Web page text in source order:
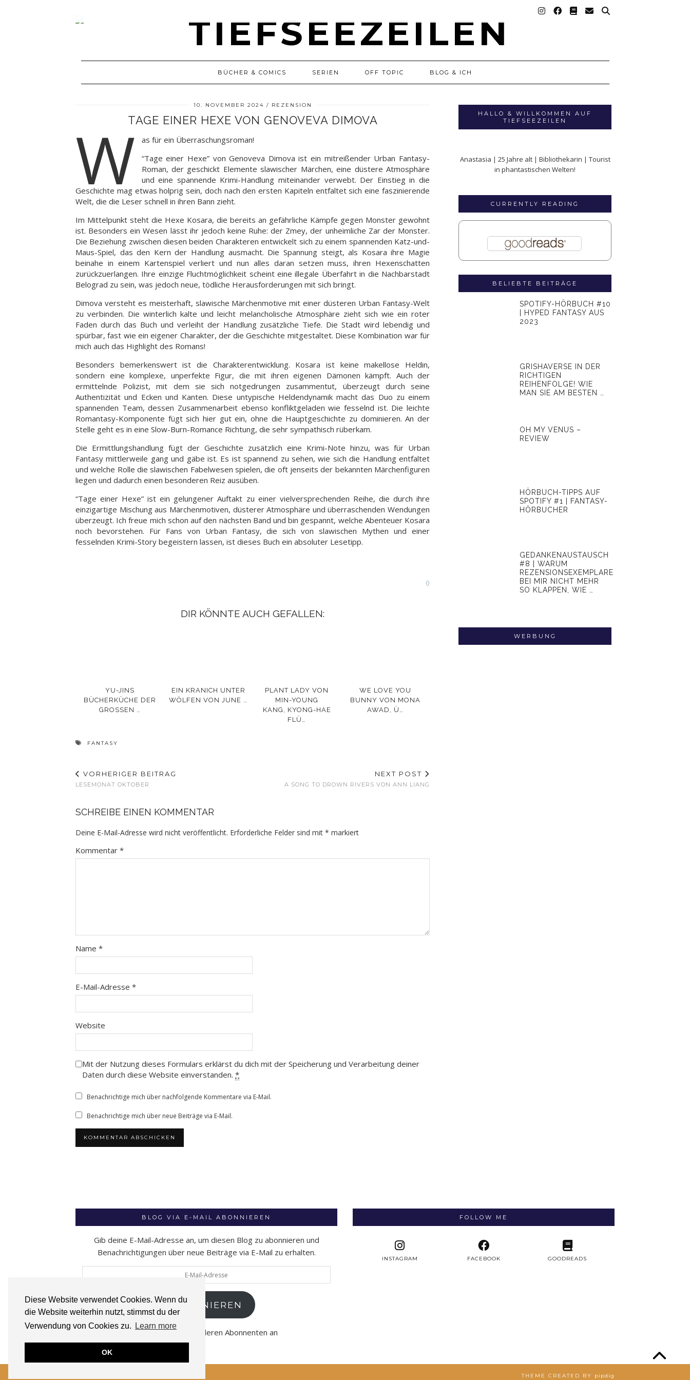
Diese Website verwendet Cookies. Wenn du
die Website weiterhin nutzt, stimmst du der
Verwendung von Cookies zu.
Learn more
OK
BÜCHER & COMICS SERIEN OFF TOPIC BLOG & ICH
10. NOVEMBER 2024 REZENSION
TAGE EINER HEXE VON GENOVEVA DIMOVA
W
as für ein Überraschungsroman!
“Tage einer Hexe” von Genoveva Dimova ist ein mitreißender Urban Fantasy-
Roman, der geschickt Elemente slawischer Märchen, eine düstere Atmosphäre
und eine spannende Krimi-Handlung miteinander verwebt. Der Einstieg in die
Geschichte mag etwas holprig sein, doch nach den ersten Kapiteln entfaltet sich eine faszinierende
Welt, die die Leser schnell in ihren Bann zieht.
Im Mittelpunkt steht die Hexe Kosara, die bereits an gefährliche Kämpfe gegen Monster gewohnt
ist. Besonders ein Wesen lässt ihr jedoch keine Ruhe: der Zmey, der unheimliche Zar der Monster.
Die Beziehung zwischen diesen beiden Charakteren entwickelt sich zu einem spannenden Katz-und-
Maus-Spiel, das den Kern der Handlung ausmacht. Die Spannung steigt, als Kosara ihre Magie
beinahe in einem Kartenspiel verliert und nun alles daran setzen muss, ihren Hexenschatten
zurückzuerlangen. Ihre einzige Fluchtmöglichkeit scheint eine illegale Überfahrt in die Nachbarstadt
Belograd zu sein, was jedoch neue, tödliche Herausforderungen mit sich bringt.
Dimova versteht es meisterhaft, slawische Märchenmotive mit einer düsteren Urban Fantasy-Welt
zu verbinden. Die winterlich kalte und leicht melancholische Atmosphäre zieht sich wie ein roter
Faden durch das Buch und verleiht der Handlung zusätzliche Tiefe. Die Stadt wird lebendig und
spürbar, fast wie ein eigener Charakter, der die Geschichte mitgestaltet. Diese Kombination war für
mich auch das Highlight des Romans!
Besonders bemerkenswert ist die Charakterentwicklung. Kosara ist keine makellose Heldin,
sondern eine komplexe, unperfekte Figur, die mit ihren eigenen Dämonen kämpft. Auch der
ermittelnde Polizist, mit dem sie sich notgedrungen zusammentut, überzeugt durch seine
Authentizität und Ecken und Kanten. Diese untypische Heldendynamik macht das Duo zu einem
spannenden Team, dessen Zusammenarbeit ebenso konfliktgeladen wie fesselnd ist. Die leichte
Romantasy-Komponente fügt sich hier gut ein, ohne die Hauptgeschichte zu dominieren. An der
Stelle geht es in eine Slow-Burn-Romance Richtung, die sehr sympathisch rüberkam.
Die Ermittlungshandlung fügt der Geschichte zusätzlich eine Krimi-Note hinzu, was für Urban
Fantasy mittlerweile gang und gäbe ist. Es ist spannend zu sehen, wie sich die Handlung entfaltet
und welche Rolle die slawischen Fabelwesen spielen, die oft jenseits der bekannten Märchenfiguren
liegen und dadurch einen besonderen Reiz ausüben.
“Tage einer Hexe” ist ein gelungener Auftakt zu einer vielversprechenden Reihe, die durch ihre
einzigartige Mischung aus Märchenmotiven, düsterer Atmosphäre und überraschenden Wendungen
überzeugt. Ich freue mich schon auf den nächsten Band und bin gespannt, welche Abenteuer Kosara
noch bevorstehen. Für Fans von Urban Fantasy, die sich von slawischen Mythen und einer
fesselnden Krimi-Story begeistern lassen, ist dieses Buch ein absoluter Lesetipp.
0
DIR KÖNNTE AUCH GEFALLEN:
YU-JINS
BÜCHERKÜCHE DER
GROSSEN …
EIN KRANICH UNTER
WÖLFEN VON JUNE …
PLANT LADY VON
MIN-YOUNG
KANG, KYONG-HAE
FLÜ…
WE LOVE YOU
BUNNY VON MONA
AWAD, Ü…
FANTASY
VORHERIGER BEITRAG
LESEMONAT OKTOBER
NEXT POST
A SONG TO DROWN RIVERS VON ANN LIANG
SCHREIBE EINEN KOMMENTAR
Deine E-Mail-Adresse wird nicht veröffentlicht. Erforderliche Felder sind mit * markiert
Kommentar *
Name *
E-Mail-Adresse *
Website
Mit der Nutzung dieses Formulars erklärst du dich mit der Speicherung und Verarbeitung deiner
Daten durch diese Website einverstanden. *
Benachrichtige mich über nachfolgende Kommentare via E-Mail.
Benachrichtige mich über neue Beiträge via E-Mail.
HALLO & WILLKOMMEN AUF
TIEFSEEZEILEN
Anastasia | 25 Jahre alt | Bibliothekarin | Tourist
in phantastischen Welten!
CURRENTLY READING
BELIEBTE BEITRÄGE
SPOTIFY-HÖRBUCH #10
| HYPED FANTASY AUS
2023
GRISHAVERSE IN DER
RICHTIGEN
REIHENFOLGE! WIE
MAN SIE AM BESTEN …
OH MY VENUS –
REVIEW
HÖRBUCH-TIPPS AUF
SPOTIFY #1 | FANTASY-
HÖRBUCHER
GEDANKENAUSTAUSCH
#8 | WARUM
REZENSIONSEXEMPLARE
BEI MIR NICHT MEHR
SO KLAPPEN, WIE …
WERBUNG
BLOG VIA E-MAIL ABONNIEREN
Gib deine E-Mail-Adresse an, um diesen Blog zu abonnieren und
Benachrichtigungen über neue Beiträge via E-Mail zu erhalten.
Adresse
ABONNIEREN
Schließe dich 52 anderen Abonnenten an
FOLLOW ME
INSTAGRAM FACEBOOK GOODREADS
THEME CREATED BY pipdig